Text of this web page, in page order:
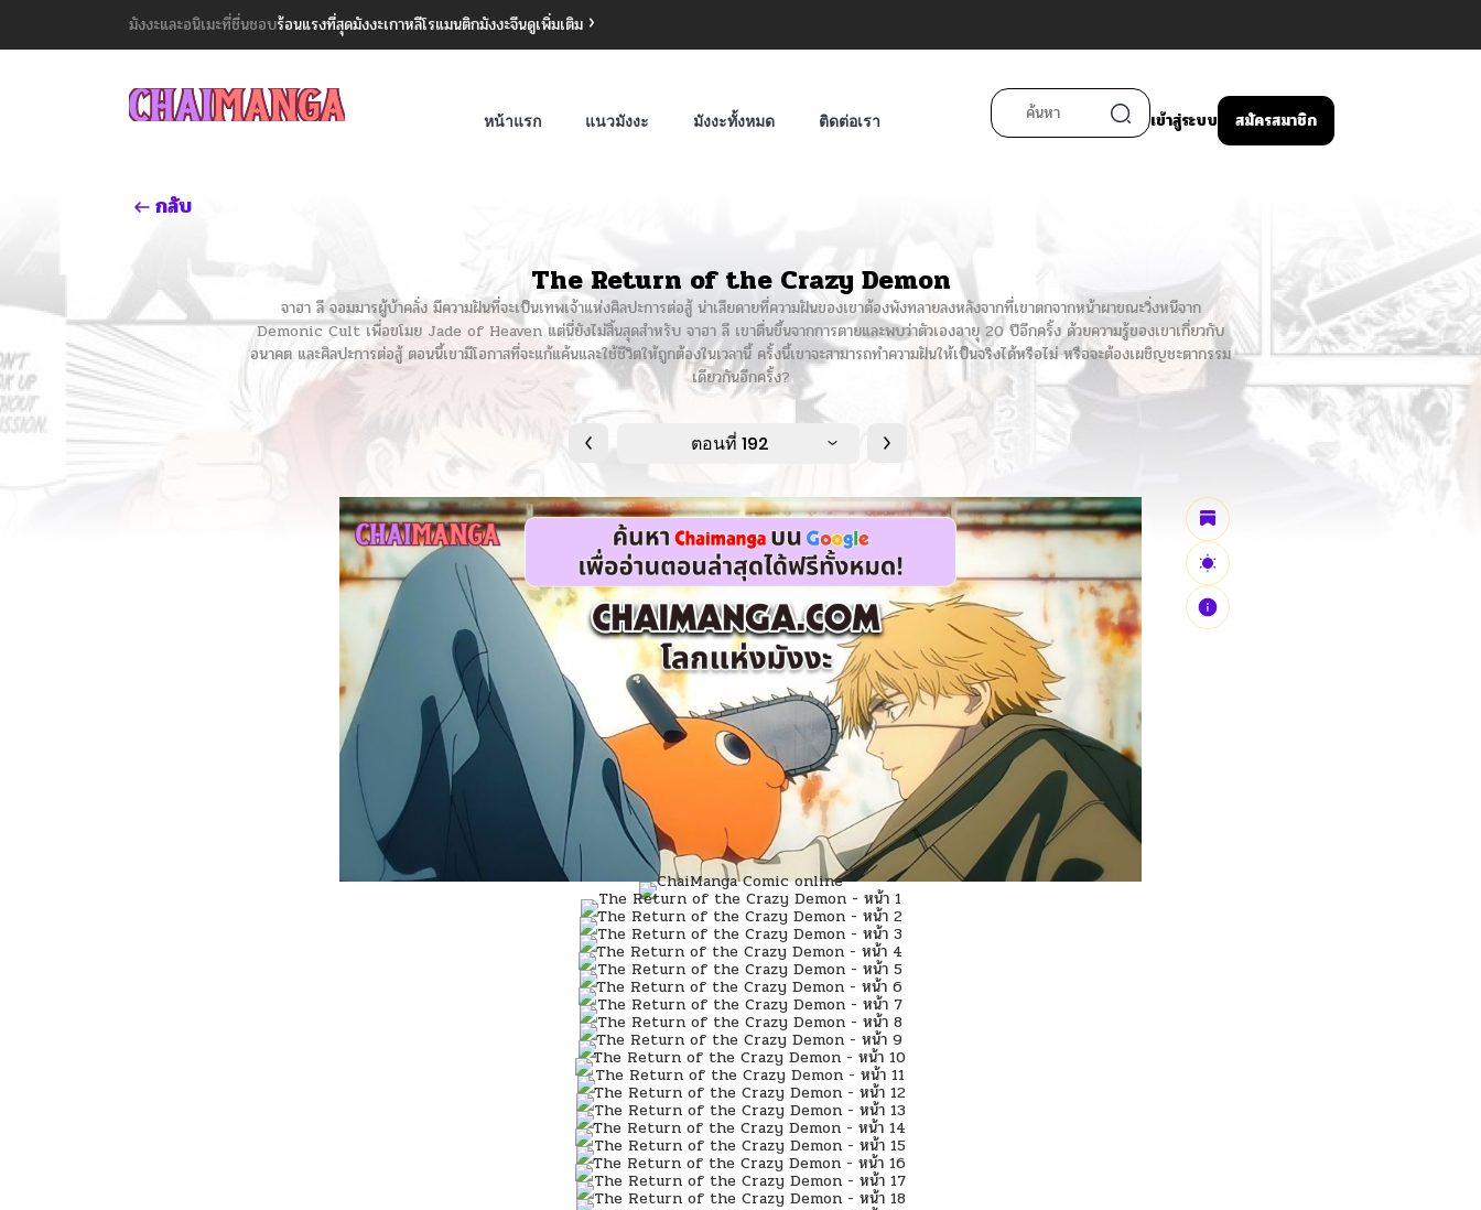
มังงะและอนิเมะที่ชื่นชอบร้อนแรงที่สุดมังงะเกาหลีโรแมนติกมังงะจีนดูเพิ่มเติม
หน้าแรก แนวมังงะ มังงะทั้งหมด ติดต่อเรา เข้าสู่ระบบ สมัครสมาชิก
กลับ
The Return of the Crazy Demon
จาฮา ลี จอมมารผู้บ้าคลั่ง มีความฝันที่จะเป็นเทพเจ้าแห่งศิลปะการต่อสู้ น่าเสียดายที่ความฝันของเขาต้องพังทลายลงหลังจากที่เขาตกจากหน้าผาขณะวิ่งหนีจาก
Demonic Cult เพื่อขโมย Jade of Heaven แต่นี่ยังไม่สิ้นสุดสำหรับ จาฮา ลี เขาตื่นขึ้นจากการตายและพบว่าตัวเองอายุ 20 ปีอีกครั้ง ด้วยความรู้ของเขาเกี่ยวกับ
อนาคต และศิลปะการต่อสู้ ตอนนี้เขามีโอกาสที่จะแก้แค้นและใช้ชีวิตให้ถูกต้องในเวลานี้ ครั้งนี้เขาจะสามารถทำความฝันให้เป็นจริงได้หรือไม่ หรือจะต้องเผชิญชะตากรรม
เดียวกันอีกครั้ง?
ตอนที่ 192